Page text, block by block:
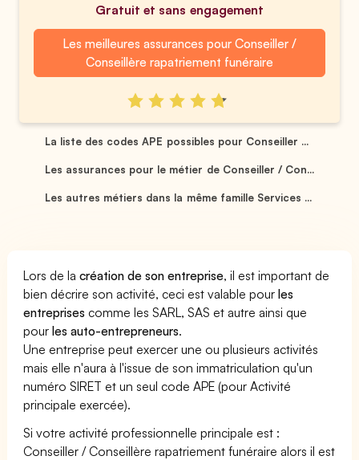
Gratuit et sans engagement
Les meilleures assurances pour Conseiller /
Conseillère rapatriement funéraire
La liste des codes APE possibles pour Conseiller ...
Les assurances pour le métier de Conseiller / Con...
Les autres métiers dans la même famille Services ...
Lors de lacréation de son entreprise, il est important de
bien décrire son activité, ceci est valable pourles
entreprises comme les SARL, SAS et autre ainsi que
pourles auto-entrepreneurs.
Une entreprise peut exercer une ou plusieurs activités
mais elle n'aura à l'issue de son immatriculation qu'un
numéro SIRET et un seul code APE (pour Activité
principale exercée).
Si votre activité professionnelle principale est :
Conseiller / Conseillère rapatriement funéraire alors il est